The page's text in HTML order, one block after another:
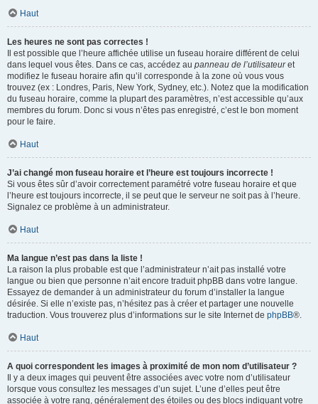
Haut
Les heures ne sont pas correctes !
Il est possible que l’heure affichée utilise un fuseau horaire différent de celui
dans lequel vous êtes. Dans ce cas, accédez au panneau de l’utilisateuret
modifiez le fuseau horaire afin qu’il corresponde à la zone où vous vous
trouvez (ex : Londres, Paris, New York, Sydney, etc.). Notez que la modification
du fuseau horaire, comme la plupart des paramètres, n’est accessible qu’aux
membres du forum. Donc si vous n’êtes pas enregistré, c’est le bon moment
pour le faire.
Haut
J’ai changé mon fuseau horaire et l’heure est toujours incorrecte !
Si vous êtes sûr d’avoir correctement paramétré votre fuseau horaire et que
l’heure est toujours incorrecte, il se peut que le serveur ne soit pas à l’heure.
Signalez ce problème à un administrateur.
Haut
Ma langue n’est pas dans la liste !
La raison la plus probable est que l’administrateur n’ait pas installé votre
langue ou bien que personne n’ait encore traduit phpBB dans votre langue.
Essayez de demander à un administrateur du forum d’installer la langue
désirée. Si elle n’existe pas, n’hésitez pas à créer et partager une nouvelle
traduction. Vous trouverez plus d’informations sur le site Internet de phpBB®.
Haut
A quoi correspondent les images à proximité de mon nom d’utilisateur ?
Il y a deux images qui peuvent être associées avec votre nom d’utilisateur
lorsque vous consultez les messages d’un sujet. L’une d’elles peut être
associée à votre rang, généralement des étoiles ou des blocs indiquant votre